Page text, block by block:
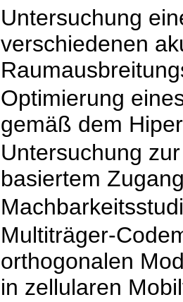
Untersuchung
verschiedenen
Optimierung
gemäß dem
Untersuchung
basiertem
Multiträger-
orthogonalen
in zellularen